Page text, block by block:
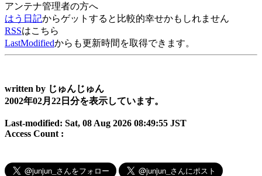
アンテナ管理者の方へ
はう日記からゲットすると比較的幸せかもしれません
RSSはこちら
LastModifiedからも更新時間を取得できます。
written by じゅんじゅん
2002年02月22日分を表示しています。
Last-modified: Sat, 08 Aug 2026 08:49:55 JST
Access Count :